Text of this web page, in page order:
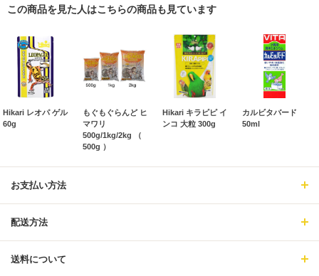
この商品を見た人はこちらの商品も見ています
Hikari レオパ ゲル
60g
もぐもぐらんど ヒ
マワリ
500g/1kg/2kg （
500g ）
Hikari キラピピ イ
ンコ 大粒 300g
カルビタバード
50ml
お支払い方法
配送方法
送料について